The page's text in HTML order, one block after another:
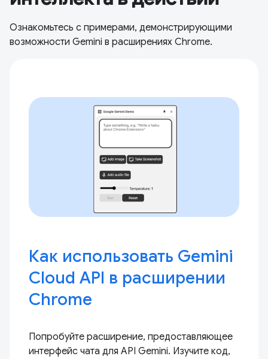
Ознакомьтесь с примерами, демонстрирующими
возможности Gemini в расширениях Chrome.
Как использовать Gemini
Cloud API в расширении
Chrome
Попробуйте расширение, предоставляющее
интерфейс чата для API Gemini. Изучите код,